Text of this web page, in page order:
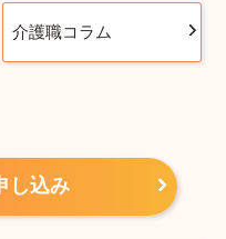
介護職コラム
し込み